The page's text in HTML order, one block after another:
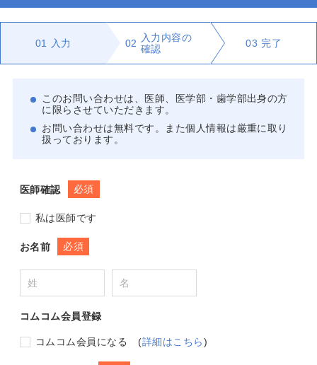
01 入力 02 入力内容の
確認
03 完了
このお問い合わせは、医師、医学部・歯学部出身の方
に限らさせていただきます。
お問い合わせは無料です。また個人情報は厳重に取り
扱っております。
医師確認 必須
私は医師です
お名前 必須
コムコム会員登録
コムコム会員になる (詳細はこちら)